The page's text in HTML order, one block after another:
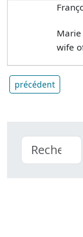
Marie
wife
précédent